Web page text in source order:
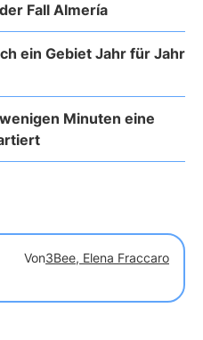
Fall Almería
ein Gebiet Jahr für Jahr
Minuten eine
Von3Bee, Elena Fraccaro